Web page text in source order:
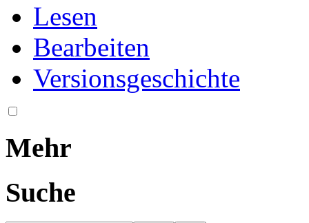
Lesen
Bearbeiten
Versionsgeschichte
Mehr
Suche